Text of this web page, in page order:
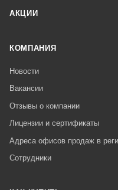
АКЦИИ
КОМПАНИЯ
Новости
Вакансии
Отзывы о компании
Лицензии и сертификаты
Адреса офисов продаж в
Сотрудники